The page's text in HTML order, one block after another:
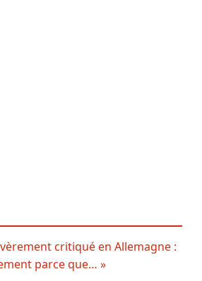
critiqué en Allemagne :
parce que… »